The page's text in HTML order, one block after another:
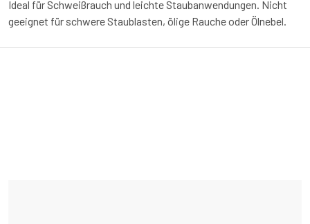
Ideal für Schweißrauch und leichte Staubanwendungen. Nicht
geeignet für schwere Staublasten, ölige Rauche oder Ölnebel.